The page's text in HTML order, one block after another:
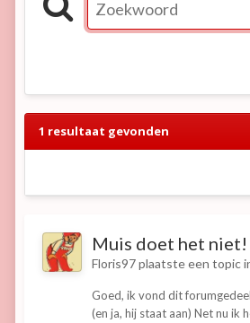
1 resultaat gevonden
Muis doet het niet!
Floris97plaatste een topic
Goed, ik vond dit
(en ja, hij staat aan) Net nu ik